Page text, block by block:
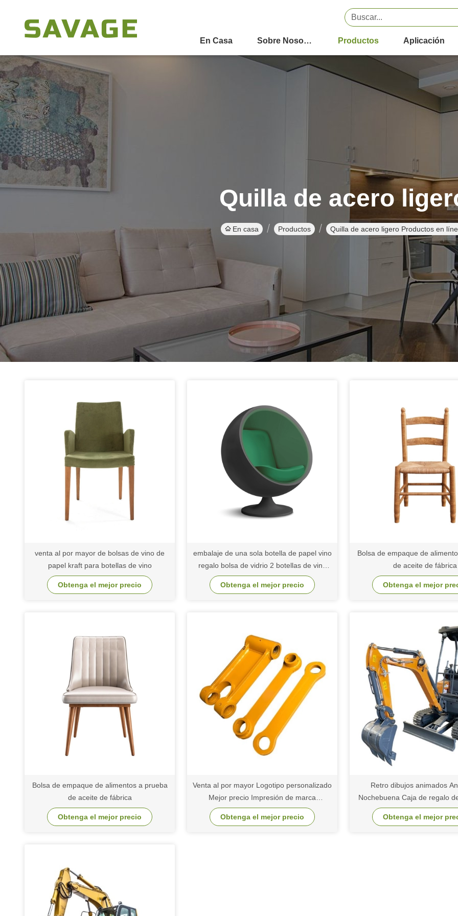
En Casa Sobre Nosotros Productos Aplicación
Quilla de acero
En casa Productos Quilla de acero ligero Productos en
venta al por mayor de bolsas de vino de
papel kraft para botellas de vino
Obtenga el mejor precio
embalaje de una sola botella de papel vino
regalo bolsa de vidrio 2 botellas de vino
negro bolsas de mano
Obtenga el mejor precio
Bolsa de empaque de
de aceite de fábrica
Obtenga el mejor
Bolsa de empaque de alimentos a prueba
de aceite de fábrica
Obtenga el mejor precio
Venta al por mayor Logotipo personalizado
Mejor precio Impresión de marca
personalizada Bolsa de papel de cartón
negro de vino
Obtenga el mejor precio
Retro dibujos animados
Nochebuena Caja de regalo
Regalo de Navidad
Ornamento Bolsa de
Obtenga el mejor